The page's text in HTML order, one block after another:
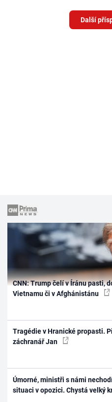
Další
CNN: Trump čelí v Íránu pasti,
Vietnamu či v Afghánistánu
Tragédie v Hranické propasti.
záchranář Jan
Úmorné, ministři s námi
situaci v opozici. Chystá velký